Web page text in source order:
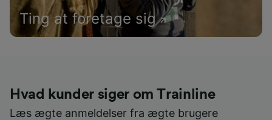
Ting at foretage sig
Hvad kunder siger om Trainline
Læs ægte anmeldelser fra ægte brugere